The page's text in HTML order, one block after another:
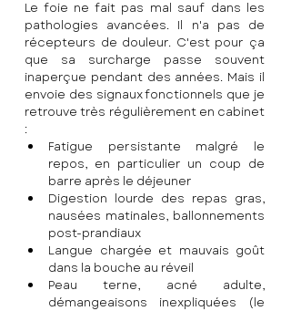
Le foie ne fait pas mal sauf dans les
pathologies avancées. Il n'a pas de
récepteurs de douleur. C'est pour ça
que sa surcharge passe souvent
inaperçue pendant des années. Mais il
envoie des signaux fonctionnels que je
retrouve très régulièrement en cabinet
:
Fatigue persistante malgré le
repos, en particulier un coup de
barre après le déjeuner
Digestion lourde des repas gras,
nausées matinales, ballonnements
post-prandiaux
Langue chargée et mauvais goût
dans la bouche au réveil
Peau terne, acné adulte,
démangeaisons inexpliquées (le